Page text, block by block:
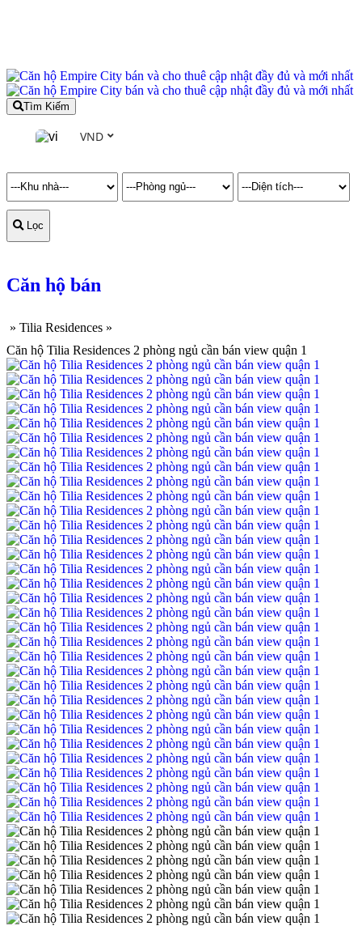
Tìm Kiếm
VND
Lọc
Căn hộ bán
» Tilia Residences »
Căn hộ Tilia Residences 2 phòng ngủ cần bán view quận 1